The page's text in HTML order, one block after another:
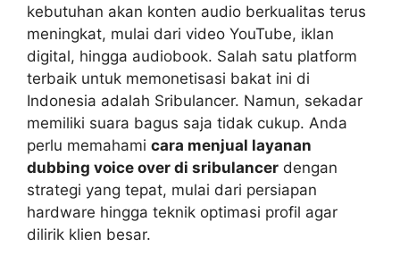
kebutuhan akan konten audio berkualitas terus
meningkat, mulai dari video YouTube, iklan
digital, hingga audiobook. Salah satu platform
terbaik untuk memonetisasi bakat ini di
Indonesia adalah Sribulancer. Namun, sekadar
memiliki suara bagus saja tidak cukup. Anda
perlu memahami cara menjual layanan
dubbing voice over di sribulancer dengan
strategi yang tepat, mulai dari persiapan
hardware hingga teknik optimasi profil agar
dilirik klien besar.